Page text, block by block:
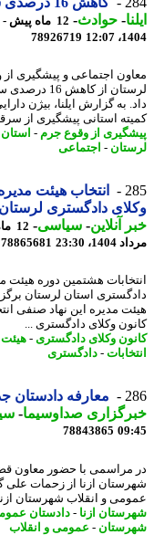
-حوادث -
78926719
اجتماعی و پیشگیری از
لرستان از کاهش 16
به گزارش ایلنا، بیژن دارایی
استانی پیشگیری از سرقت
از وقوع جرم -استان-
-اجتماعی
انتخاب هیئت مدیره
دادگستری لرستان
آنلاین-سیاسی-
23:30
78865681
هشتمین دوره هیئت
استان لرستان برگزار
مدیره این نهاد صنفی
وکلای دادگستری ...
وکلای دادگستری- هیئت
-دادگستری
معارفه دادستان جدید
صداوسیما-
78843865
با حضور معاون
ازنا از زحمات علی
و انقلاب شهرستان ازنا
ازنا- دادستان عمومی و
-عمومی و انقلاب